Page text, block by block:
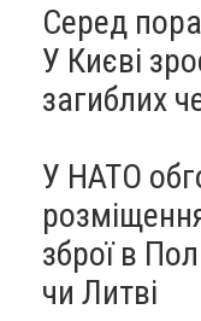
Серед
У Києві
загиблих
У НАТО
зброї в
чи Литві